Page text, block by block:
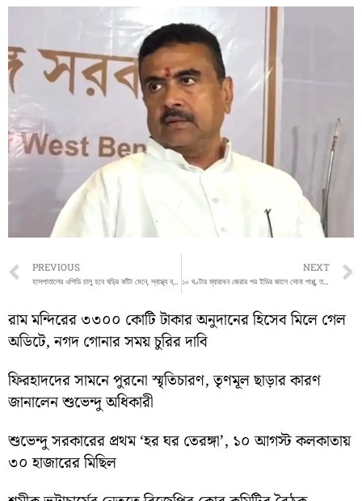
Prev
PREVIOUS NEXT
১০ ঘণ্টার ম্যারাথন জেরার পর ইডির জালে সোনা পাপ্পু, তথ্য গোপনের অভিযোগ
রাম মন্দিরের ৩৩০০ কোটি টাকার অনুদানের হিসেব মিলে গেল
অডিটে, নগদ গোনার সময় চুরির দাবি
ফিরহাদদের সামনে পুরনো স্মৃতিচারণ, তৃণমূল ছাড়ার কারণ
জানালেন শুভেন্দু অধিকারী
শুভেন্দু সরকারের প্রথম ‘হর ঘর তেরঙ্গা’, ১০ আগস্ট কলকাতায়
৩০ হাজারের মিছিল